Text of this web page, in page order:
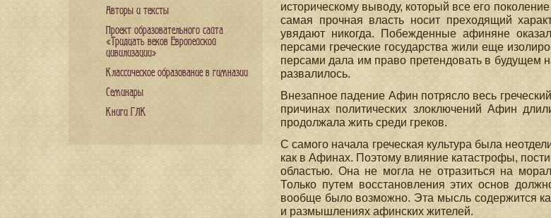
историческому выводу, который все его
самая прочная власть носит преходящий
увядают никогда. Побежденные афиняне
персами греческие государства жили еще
персами дала им право претендовать в будущем
развалилось.
Внезапное падение Афин потрясло весь
причинах политических злоключений Афин
продолжала жить среди греков.
С самого начала греческая культура была
как в Афинах. Поэтому влияние катастрофы,
областью. Она не могла не отразиться на
Только путем восстановления этих основ
вообще было возможно. Эта мысль содержится
и размышлениях афинских жителей.
Авторы и тексты
Проект образовательного сайта
«Тридцать веков Европейской
цивилизации»
Классическое образование в гимназии
Семинары
Книги ГЛК